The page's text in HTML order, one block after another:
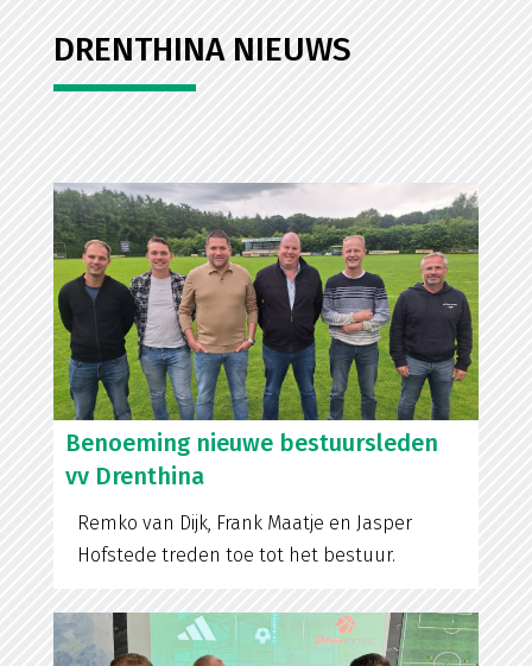
DRENTHINA NIEUWS
Benoeming nieuwe bestuursleden
vv Drenthina
Remko van Dijk, Frank Maatje en Jasper
Hofstede treden toe tot het bestuur.